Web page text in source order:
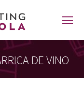
DE VINO